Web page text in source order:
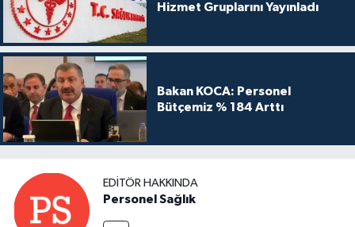
Hizmet Gruplarını Yayınladı
Bakan KOCA: Personel
Bütçemiz % 184 Arttı
EDITÖR HAKKINDA
Personel Sağlık